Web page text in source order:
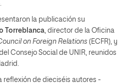
la publicación su
Torreblanca , director de la Oficina
on Foreign Relations (ECFR), y
Consejo Social de UNIR, reunidos
reflexión de dieciséis autores -